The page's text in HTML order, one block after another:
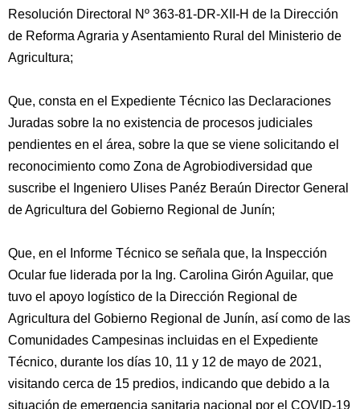
Resolución Directoral Nº 363-81-DR-XII-H de la Dirección
de Reforma Agraria y Asentamiento Rural del Ministerio de
Agricultura;
Que, consta en el Expediente Técnico las Declaraciones
Juradas sobre la no existencia de procesos judiciales
pendientes en el área, sobre la que se viene solicitando el
reconocimiento como Zona de Agrobiodiversidad que
suscribe el Ingeniero Ulises Panéz Beraún Director General
de Agricultura del Gobierno Regional de Junín;
Que, en el Informe Técnico se señala que, la Inspección
Ocular fue liderada por la Ing. Carolina Girón Aguilar, que
tuvo el apoyo logístico de la Dirección Regional de
Agricultura del Gobierno Regional de Junín, así como de las
Comunidades Campesinas incluidas en el Expediente
Técnico, durante los días 10, 11 y 12 de mayo de 2021,
visitando cerca de 15 predios, indicando que debido a la
situación de emergencia sanitaria nacional por el COVID-19